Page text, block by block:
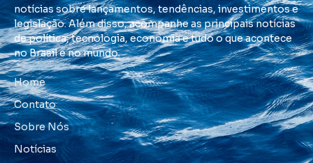
notícias sobre lançamentos, tendências, investimentos e
legislação. Além disso, acompanhe as principais notícias
de política, tecnologia, economia e tudo o que acontece
no Brasil e no mundo.
Home
Contato
Sobre Nós
Notícias